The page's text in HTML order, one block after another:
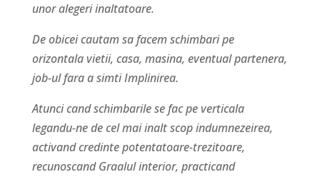
unor alegeri inaltatoare.
De obicei cautam sa facem schimbari pe
orizontala vietii, casa, masina, eventual partenera,
job-ul fara a simti Implinirea.
Atunci cand schimbarile se fac pe verticala
legandu-ne de cel mai inalt scop indumnezeirea,
activand credinte potentatoare-trezitoare,
recunoscand Graalul interior, practicand